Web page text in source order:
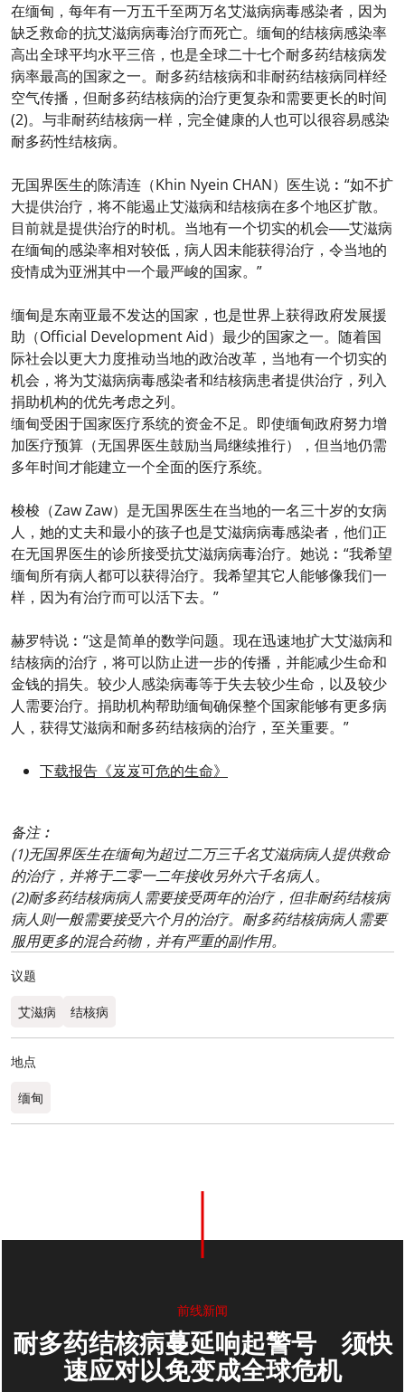
在缅甸，每年有一万五千至两万名艾滋病病毒感染者，因为
缺乏救命的抗艾滋病病毒治疗而死亡。缅甸的结核病感染率
高出全球平均水平三倍，也是全球二十七个耐多药结核病发
病率最高的国家之一。耐多药结核病和非耐药结核病同样经
空气传播，但耐多药结核病的治疗更复杂和需要更长的时间
(2)。与非耐药结核病一样，完全健康的人也可以很容易感染
耐多药性结核病。
无国界医生的陈清连（Khin Nyein CHAN）医生说︰“如不扩
大提供治疗，将不能遏止艾滋病和结核病在多个地区扩散。
目前就是提供治疗的时机。当地有一个切实的机会──艾滋病
在缅甸的感染率相对较低，病人因未能获得治疗，令当地的
疫情成为亚洲其中一个最严峻的国家。”
缅甸是东南亚最不发达的国家，也是世界上获得政府发展援
助（Official Development Aid）最少的国家之一。随着国
际社会以更大力度推动当地的政治改革，当地有一个切实的
机会，将为艾滋病病毒感染者和结核病患者提供治疗，列入
捐助机构的优先考虑之列。
缅甸受困于国家医疗系统的资金不足。即使缅甸政府努力增
加医疗预算（无国界医生鼓励当局继续推行），但当地仍需
多年时间才能建立一个全面的医疗系统。
梭梭（Zaw Zaw）是无国界医生在当地的一名三十岁的女病
人，她的丈夫和最小的孩子也是艾滋病病毒感染者，他们正
在无国界医生的诊所接受抗艾滋病病毒治疗。她说︰“我希望
缅甸所有病人都可以获得治疗。我希望其它人能够像我们一
样，因为有治疗而可以活下去。”
赫罗特说︰“这是简单的数学问题。现在迅速地扩大艾滋病和
结核病的治疗，将可以防止进一步的传播，并能减少生命和
金钱的捐失。较少人感染病毒等于失去较少生命，以及较少
人需要治疗。捐助机构帮助缅甸确保整个国家能够有更多病
人，获得艾滋病和耐多药结核病的治疗，至关重要。”
下载报告《岌岌可危的生命》
备注︰
(1)无国界医生在缅甸为超过二万三千名艾滋病病人提供救命
的治疗，并将于二零一二年接收另外六千名病人。
(2)耐多药结核病病人需要接受两年的治疗，但非耐药结核病
病人则一般需要接受六个月的治疗。耐多药结核病病人需要
服用更多的混合药物，并有严重的副作用。
议题
艾滋病 结核病
地点
缅甸
前线新闻
耐多药结核病蔓延响起警号 须快
速应对以免变成全球危机